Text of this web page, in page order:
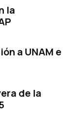
la
a UNAM e
de la